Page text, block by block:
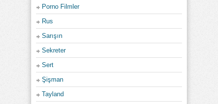
Porno Filmler
Rus
Sarışın
Sekreter
Sert
Şişman
Tayland